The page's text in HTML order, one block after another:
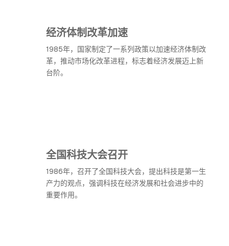
经济体制改革加速
1985年，国家制定了一系列政策以加速经济体制改
革，推动市场化改革进程，标志着经济发展迈上新
台阶。
全国科技大会召开
1986年，召开了全国科技大会，提出科技是第一生
产力的观点，强调科技在经济发展和社会进步中的
重要作用。